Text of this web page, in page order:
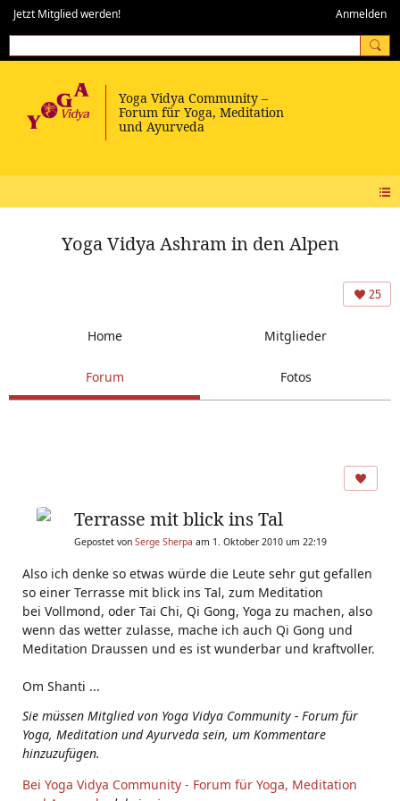
Jetzt Mitglied werden! Anmelden
Yoga Vidya Ashram in den Alpen
25
Home Mitglieder
Forum Fotos
Terrasse mit blick ins Tal
Gepostet von Serge Sherpa am 1. Oktober 2010 um 22:19
Also ich denke so etwas würde die Leute sehr gut gefallen
so einer Terrasse mit blick ins Tal, zum Meditation
bei Vollmond, oder Tai Chi, Qi Gong, Yoga zu machen, also
wenn das wetter zulasse, mache ich auch Qi Gong und
Meditation Draussen und es ist wunderbar und kraftvoller.
Om Shanti ...
Sie müssen Mitglied von Yoga Vidya Community - Forum für
Yoga, Meditation und Ayurveda sein, um Kommentare
hinzuzufügen.
Bei Yoga Vidya Community - Forum für Yoga, Meditation